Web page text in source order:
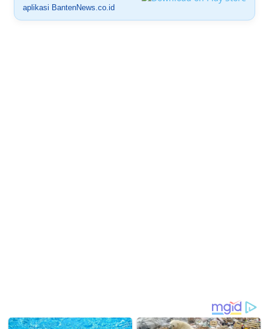
aplikasi BantenNews.co.id